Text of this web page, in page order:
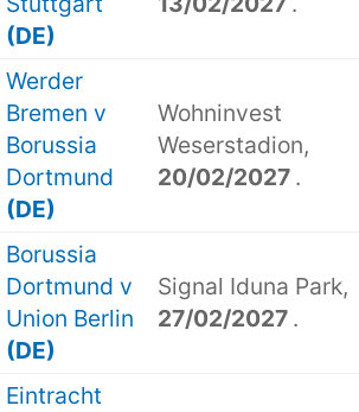
(DE)
Werder
Bremen v
Borussia
Dortmund
(DE)
Wohninvest
Weserstadion,
20/02/2027 .
Borussia
Dortmund v
Union Berlin
(DE)
Signal Iduna Park,
27/02/2027 .
Eintracht